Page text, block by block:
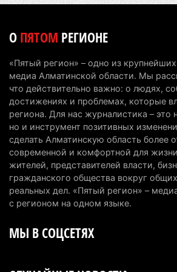
первоклассников начнут учить
6 августа 2026 г. 10:47
Казахстанцы назвали доход, при
считают себя бедными
6 августа 2026 г. 09:52
Пожар в Аксайском ущелье под
полностью ликвидирован спустя
6 августа 2026 г. 08:51
в Алматинской области
ОПЯТОМ РЕГИОНЕ
«Пятый регион» – одно из
медиа Алматинской области. Мы
что действительно важно: о людях,
достижениях и проблемах, которые
региона. Для нас журналистика – это
но и инструмент позитивных
сделать Алматинскую область более
современной и комфортной для
жителей, представителей власти,
гражданского общества вокруг
реальных дел. «Пятый регион» –
с регионом на одном языке.
МЫ В СОЦСЕТЯХ